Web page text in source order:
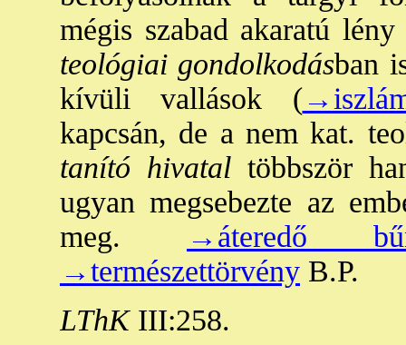
mégis szabad akaratú
teológiai gondolkodásban
kívüli vallások (
kapcsán, de a nem kat.
tanító hivataltöbbször
ugyan megsebezte az
meg.
→áteredő
→természettörvény B.P.
LThKIII:258.